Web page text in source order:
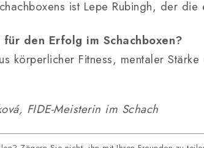
ist Lepe Rubingh, der
den Erfolg im Schachboxen?
körperlicher Fitness, mentaler
FIDE-Meisterin im Schach